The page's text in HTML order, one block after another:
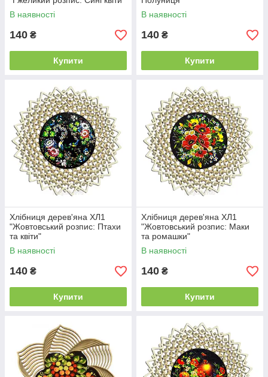
В наявності
140 ₴
Купити
В наявності
140 ₴
Купити
Хлібниця дерев'яна ХЛ1
"Жовтовський розпис: Птахи
та квіти"
В наявності
140 ₴
Купити
Хлібниця дерев'яна ХЛ1
"Жовтовський розпис: Маки
та ромашки"
В наявності
140 ₴
Купити